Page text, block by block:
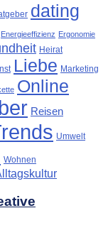
dating
Energieeffizienz Ergonomie
Heirat
Liebe Marketing
Online
Reisen
Umwelt
Wohnen